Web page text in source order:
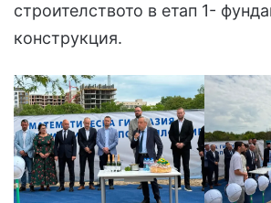
строителството в етап 1-
конструкция.